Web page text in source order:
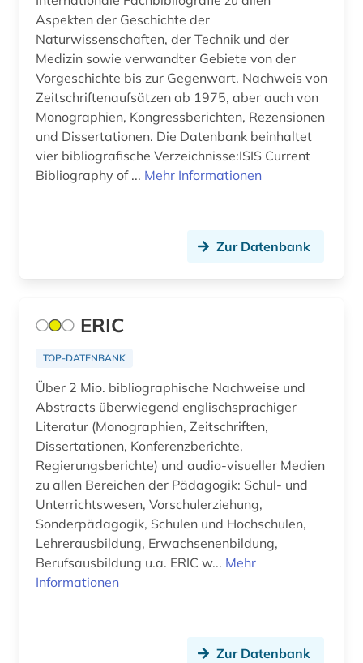
amtsdrucksache (2)
analytik (1)
analytische chemie (2)
anarchismus (1)
anarchist (1)
angewandte wissenschaft (1)
angewandte wissenschaften (1)
anglistik (11)
angloamerikanische literatur (1)
angloamerikanischer kulturraum (2)
anlagenbau (3)
anleitung (1)
Griechenland (Altertum) (4)
Großbritannien (23)
Hamburg (1)
Hessen (5)
Irland (8)
Italien (27)
Kanada (21)
Korea (2)
Kroatien (8)
Lettland (6)
Liechtenstein (2)
Litauen (7)
Aspekten der Geschichte der
Naturwissenschaften, der Technik und der
Medizin sowie verwandter Gebiete von der
Vorgeschichte bis zur Gegenwart. Nachweis von
Zeitschriftenaufsätzen ab 1975, aber auch von
Monographien, Kongressberichten, Rezensionen
und Dissertationen. Die Datenbank beinhaltet
vier bibliografische Verzeichnisse:ISIS Current
Bibliography of ... Mehr Informationen
Zur Datenbank
ERIC
TOP-DATENBANK
Über 2 Mio. bibliographische Nachweise und
Abstracts überwiegend englischsprachiger
Literatur (Monographien, Zeitschriften,
Dissertationen, Konferenzberichte,
Regierungsberichte) und audio-visueller Medien
zu allen Bereichen der Pädagogik: Schul- und
Unterrichtswesen, Vorschulerziehung,
Sonderpädagogik, Schulen und Hochschulen,
Lehrerausbildung, Erwachsenenbildung,
Berufsausbildung u.a. ERIC w... Mehr
Informationen
Zur Datenbank